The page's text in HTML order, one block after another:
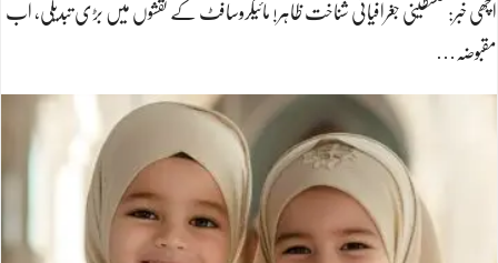
اچھی خبر: فلسطینی جغرافیائی شناخت ظاہر! مائیکروسافٹ کے نقشوں میں بڑی تبدیلی، اب
مقبوضہ…